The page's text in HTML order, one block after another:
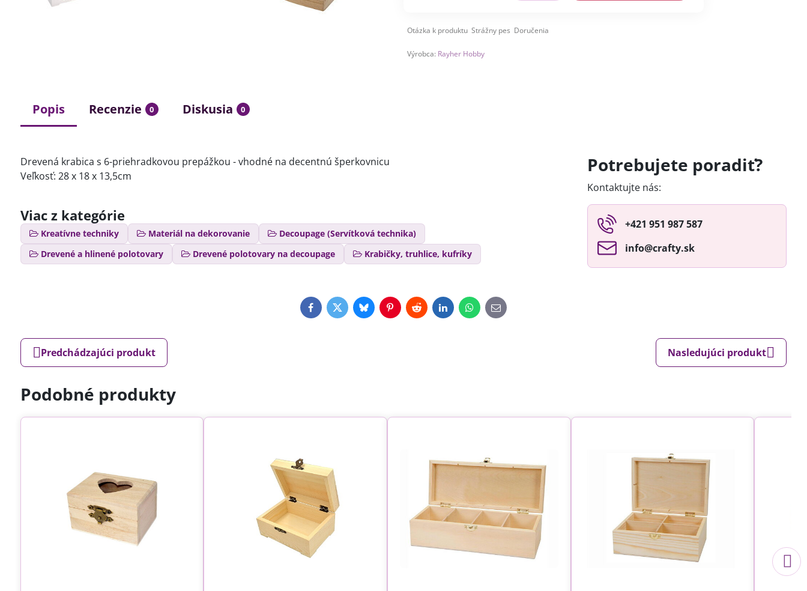
Otázka k produktu Strážny pes Doručenia
Výrobca: Rayher Hobby
Popis Recenzie 0 Diskusia 0
Drevená krabica s 6-priehradkovou prepážkou - vhodné na decentnú šperkovnicu
Veľkosť: 28 x 18 x 13,5cm
Viac z kategórie
Kreatívne techniky Materiál na dekorovanie
Decoupage (Servítková technika)
Drevené a hlinené polotovary
Drevené polotovary na decoupage Krabičky, truhlice, kufríky
Potrebujete poradiť?
Kontaktujte nás:
+421 951 987 587
info​@crafty​.sk
FacebookTwitterBlueskyPinterestRedditLinkedInWhatsApp
E-
mail
Predchádzajúci produkt Nasledujúci produkt
Podobné produkty